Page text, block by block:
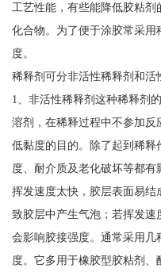
工艺性能，有些能降低胶粘
化合物。为了便于涂胶常采
度。
稀释剂可分非活性稀释剂和活
1、非活性稀释剂这种稀释剂
溶剂，在稀释过程中不参加
低黏度的目的。除了起到稀
度、耐介质及老化破坏等都
挥发速度太快，胶层表面易
致胶层中产生气泡；若挥发
会影响胶接强度。通常采用
度。它多用于橡胶型胶粘剂